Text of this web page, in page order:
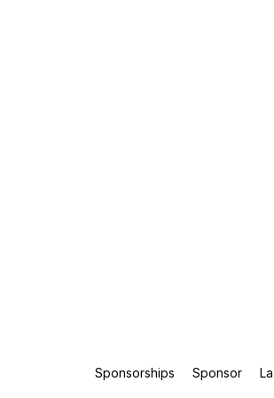
Sponsorships Sponsor